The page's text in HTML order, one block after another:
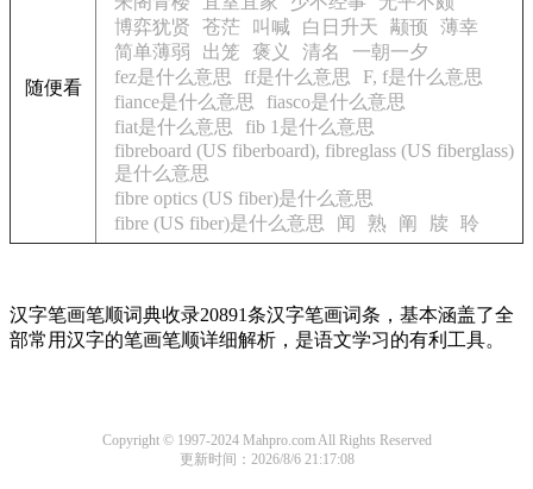
随便看
博弈犹贤
苍茫 叫喊 白日升天 颟顸
薄幸
简单薄弱
出笼 褒义 清名
一朝一夕
fez是什么意思
ff是什么意思
F, f是什么意思
fiance是什么意思
fiasco是什么意思
fiat是什么意思
fib 1是什么意思
fibreboard (US fiberboard), fibreglass (US fiberglass)
是什么意思
fibre optics (US fiber)是什么意思
fibre (US fiber)是什么意思
闻 熟 阐 牍 聆
汉字笔画笔顺词典收录20891条汉字笔画词条，基本涵盖了全
部常用汉字的笔画笔顺详细解析，是语文学习的有利工具。
Copyright © 1997-2024 Mahpro.com All Rights Reserved
更新时间：2026/8/6 21:17:08